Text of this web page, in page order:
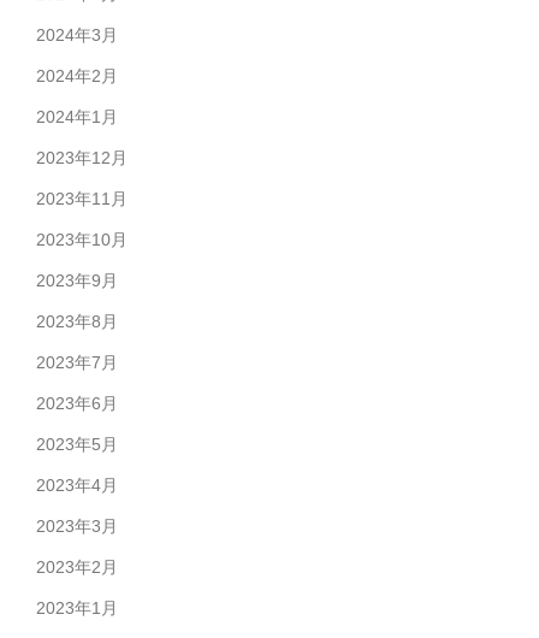
2024年3月
2024年2月
2024年1月
2023年12月
2023年11月
2023年10月
2023年9月
2023年8月
2023年7月
2023年6月
2023年5月
2023年4月
2023年3月
2023年2月
2023年1月